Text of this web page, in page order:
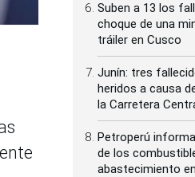
Suben a 13 los
choque de una
tráiler en Cusco
Junín: tres
heridos a causa
la Carretera
Petroperú
de los
abastecimiento